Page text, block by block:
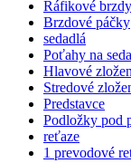
Ráfikové brzdy
Brzdové páčky
sedadlá
Poťahy na
Hlavové
Stredové
Predstavce
Podložky pod
reťaze
1 prevodové